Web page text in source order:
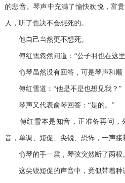
的悲音。琴声中充满了愉快欢悦，富
人，听了也决不会想死的。
他自己当然更不想死。
傅红雪忽然问道：“公子羽也在这
俞琴虽然没有回答，可是琴声和顺
傅红雪道：“他是不是也想见我？”
琴声又代表俞琴回答：“是的。”
傅红雪本是知音，正准备再问，
音，单调、短促、尖锐、恐怖，一声接
俞琴的手一震，琴弦突然断了两根
这尖锐短促的声音中，竟似带着种